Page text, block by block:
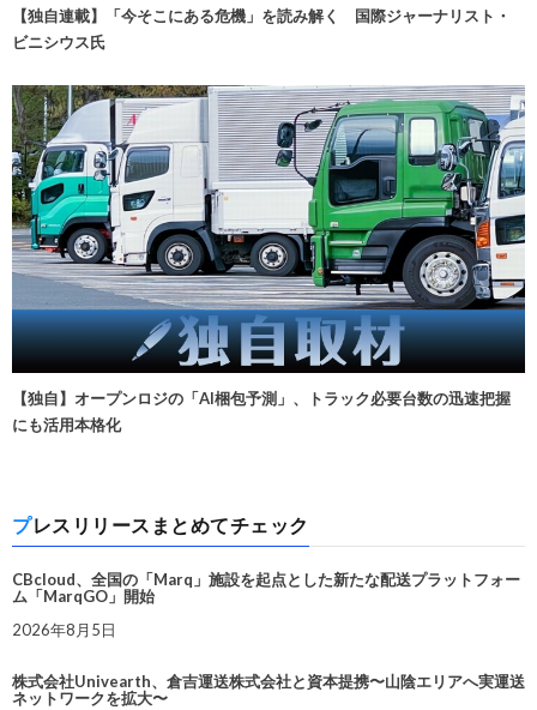
【独自連載】「今そこにある危機」を読み解く 国際ジャーナリスト・
ビニシウス氏
【独自】オープンロジの「AI梱包予測」、トラック必要台数の迅速把握
にも活用本格化
プレスリリースまとめてチェック
CBcloud、全国の「Marq」施設を起点とした新たな配送プラットフォー
ム「MarqGO」開始
2026年8月5日
株式会社Univearth、倉吉運送株式会社と資本提携〜山陰エリアへ実運送
ネットワークを拡大〜